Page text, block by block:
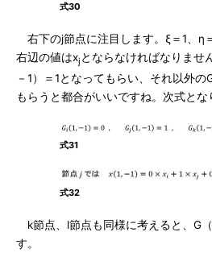
式30
右下のj節点に注目します。ξ＝1、η
右辺の値はxj とならなければなりませ
－1）＝1となってもらい、それ以外
もらうと都合がいいですね。次式とな
式31
式32
k節点、l節点も同様に考えると、G
す。